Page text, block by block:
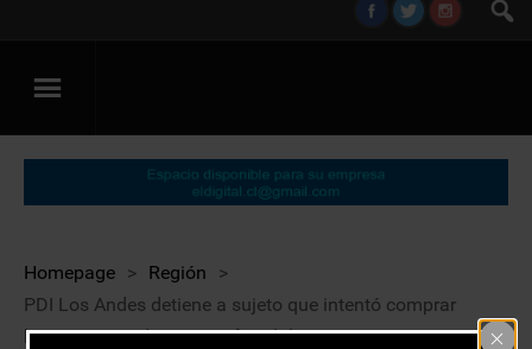
Homepage > Región
>
PDI Los Andes detiene a sujeto que intentó comprar
herramientas de manera fraudulenta